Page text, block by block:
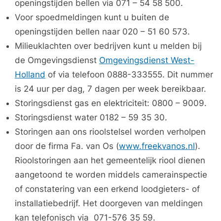
openingstijden bellen via 071 – 54 58 500.
Voor spoedmeldingen kunt u buiten de
openingstijden bellen naar 020 – 51 60 573.
Milieuklachten over bedrijven kunt u melden bij
de Omgevingsdienst Omgevingsdienst West-
Holland of via telefoon 0888-333555. Dit nummer
is 24 uur per dag, 7 dagen per week bereikbaar.
Storingsdienst gas en elektriciteit: 0800 – 9009.
Storingsdienst water 0182 – 59 35 30.
Storingen aan ons rioolstelsel worden verholpen
door de firma Fa. van Os (www.freekvanos.nl).
Rioolstoringen aan het gemeentelijk riool dienen
aangetoond te worden middels camerainspectie
of constatering van een erkend loodgieters- of
installatiebedrijf. Het doorgeven van meldingen
kan telefonisch via 071-576 35 59.